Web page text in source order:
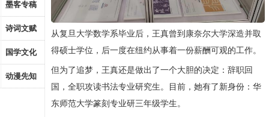
墨客专稿
诗词文赋
国学文化
动漫先知
从复旦大学数学系毕业后，王真曾到康奈尔大学深造并取
得硕士学位，后一度在纽约从事着一份薪酬可观的工作。
但为了追梦，王真还是做出了一个大胆的决定：辞职回
国，全职攻读书法专业研究生。目前，她有了新身份：华
东师范大学篆刻专业研三年级学生。